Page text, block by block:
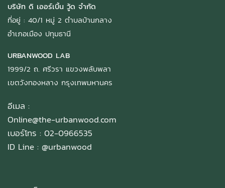
บริษัท ดิ เออร์เบิ้น วู้ด จำกัด
ที่อยู่ : 40/1 หมู่ 2 ตำบลบ้านกลาง
อำเภอเมือง ปทุมธานี
URBANWOOD LAB
1999/2 ถ. ศรีวรา แขวงพลับพลา
เขตวังทองหลาง กรุงเทพมหานคร
อีเมล :
Online@the-urbanwood.com
เบอร์โทร : 02-0966535
ID Line : @urbanwood